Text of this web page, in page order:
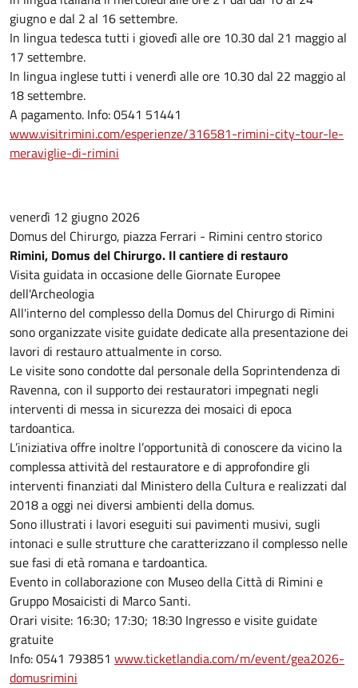
giugno e dal 2 al 16 settembre.
In lingua tedesca tutti i giovedì alle ore 10.30 dal 21 maggio al
17 settembre.
In lingua inglese tutti i venerdì alle ore 10.30 dal 22 maggio al
18 settembre.
A pagamento. Info: 0541 51441
www.visitrimini.com/esperienze/316581-rimini-city-tour-le-
meraviglie-di-rimini
venerdì 12 giugno 2026
Domus del Chirurgo, piazza Ferrari - Rimini centro storico
Rimini, Domus del Chirurgo. Il cantiere di restauro
Visita guidata in occasione delle Giornate Europee
dell'Archeologia
All'interno del complesso della Domus del Chirurgo di Rimini
sono organizzate visite guidate dedicate alla presentazione dei
lavori di restauro attualmente in corso.
Le visite sono condotte dal personale della Soprintendenza di
Ravenna, con il supporto dei restauratori impegnati negli
interventi di messa in sicurezza dei mosaici di epoca
tardoantica.
L’iniziativa offre inoltre l’opportunità di conoscere da vicino la
complessa attività del restauratore e di approfondire gli
interventi finanziati dal Ministero della Cultura e realizzati dal
2018 a oggi nei diversi ambienti della domus.
Sono illustrati i lavori eseguiti sui pavimenti musivi, sugli
intonaci e sulle strutture che caratterizzano il complesso nelle
sue fasi di età romana e tardoantica.
Evento in collaborazione con Museo della Città di Rimini e
Gruppo Mosaicisti di Marco Santi.
Orari visite: 16:30; 17:30; 18:30 Ingresso e visite guidate
gratuite
Info: 0541 793851 www.ticketlandia.com/m/event/gea2026-
domusrimini